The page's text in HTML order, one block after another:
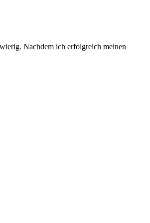
Nachdem ich erfolgreich meinen